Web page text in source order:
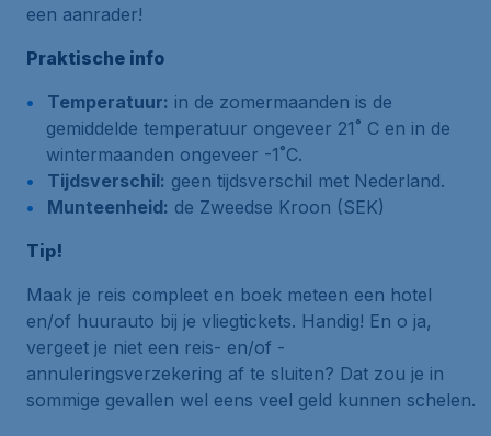
een aanrader!
Praktische info
Temperatuur: in de zomermaanden is de
gemiddelde temperatuur ongeveer 21˚ C en in de
wintermaanden ongeveer -1˚C.
Tijdsverschil: geen tijdsverschil met Nederland.
Munteenheid: de Zweedse Kroon (SEK)
Tip!
Maak je reis compleet en boek meteen een hotel
en/of huurauto bij je vliegtickets. Handig! En o ja,
vergeet je niet een reis- en/of -
annuleringsverzekering af te sluiten? Dat zou je in
sommige gevallen wel eens veel geld kunnen schelen.